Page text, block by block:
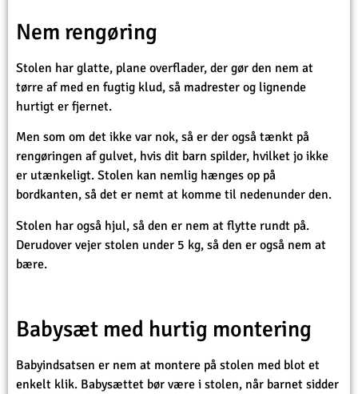
Nem rengøring
Stolen har glatte, plane overflader, der gør den nem at
tørre af med en fugtig klud, så madrester og lignende
hurtigt er fjernet.
Men som om det ikke var nok, så er der også tænkt på
rengøringen af gulvet, hvis dit barn spilder, hvilket jo ikke
er utænkeligt. Stolen kan nemlig hænges op på
bordkanten, så det er nemt at komme til nedenunder den.
Stolen har også hjul, så den er nem at flytte rundt på.
Derudover vejer stolen under 5 kg, så den er også nem at
bære.
Babysæt med hurtig montering
Babyindsatsen er nem at montere på stolen med blot et
enkelt klik. Babysættet bør være i stolen, når barnet sidder